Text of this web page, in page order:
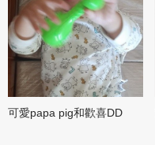
可愛papa pig和歡喜DD